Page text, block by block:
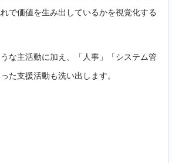
で価値を生み出しているかを視覚化する
な主活動に加え、「人事」「システム管
た支援活動も洗い出します。